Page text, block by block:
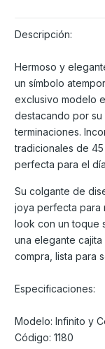
Descripción:
Hermoso y
un símbolo
exclusivo modelo
destacando por
terminaciones.
tradicionales de
perfecta para el
Su colgante de
joya perfecta para
look con un toque
una elegante
compra, lista para
Especificaciones:
Modelo: Infinito y
Código: 1180